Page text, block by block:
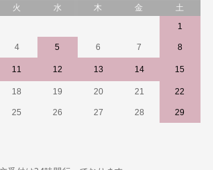
火 水 木 金
土
1
4 5 6 7 8
11 12 13 14 15
18 19 20 21 22
25 26 27 28 29